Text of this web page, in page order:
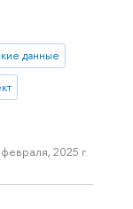
данные
2025 г.